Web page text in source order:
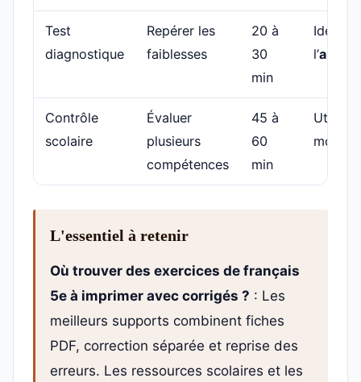
Test
diagnostique
Repérer les
faiblesses
20 à
30
min
Idéal
l’
Contrôle
scolaire
Évaluer
plusieurs
compétences
45 à
60
min
Utile,
moins
L'essentiel à retenir
Où trouver des exercices de français
5e à imprimer avec corrigés ? : Les
meilleurs supports combinent fiches
PDF, correction séparée et reprise des
erreurs. Les ressources scolaires et les